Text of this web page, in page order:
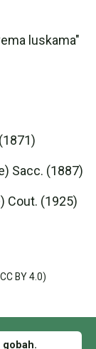
luskama"
Sacc. (1887)
Cout. (1925)
BY 4.0)